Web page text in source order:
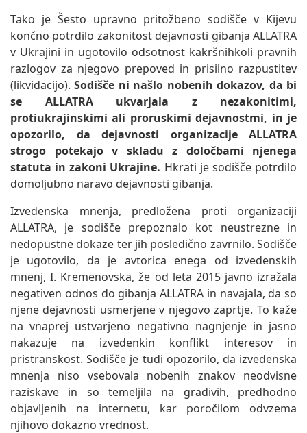
Tako je Šesto upravno pritožbeno sodišče v Kijevu
končno potrdilo zakonitost dejavnosti gibanja ALLATRA
v Ukrajini in ugotovilo odsotnost kakršnihkoli pravnih
razlogov za njegovo prepoved in prisilno razpustitev
(likvidacijo).Sodišče ni našlo nobenih dokazov, da bi
se ALLATRA ukvarjala z nezakonitimi,
protiukrajinskimi ali proruskimi dejavnostmi, in je
opozorilo, da dejavnosti organizacije ALLATRA
strogo potekajo v skladu z določbami njenega
statuta in zakoni Ukrajine. Hkrati je sodišče potrdilo
domoljubno naravo dejavnosti gibanja.
Izvedenska mnenja, predložena proti organizaciji
ALLATRA, je sodišče prepoznalo kot neustrezne in
nedopustne dokaze ter jih posledično zavrnilo. Sodišče
je ugotovilo, da je avtorica enega od izvedenskih
mnenj, I. Kremenovska, že od leta 2015 javno izražala
negativen odnos do gibanja ALLATRA in navajala, da so
njene dejavnosti usmerjene v njegovo zaprtje. To kaže
na vnaprej ustvarjeno negativno nagnjenje in jasno
nakazuje na izvedenkin konflikt interesov in
pristranskost. Sodišče je tudi opozorilo, da izvedenska
mnenja niso vsebovala nobenih znakov neodvisne
raziskave in so temeljila na gradivih, predhodno
objavljenih na internetu, kar poročilom odvzema
njihovo dokazno vrednost.